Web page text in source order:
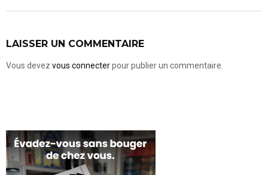
LAISSER UN COMMENTAIRE
Vous devez vous connecterpour publier un commentaire.